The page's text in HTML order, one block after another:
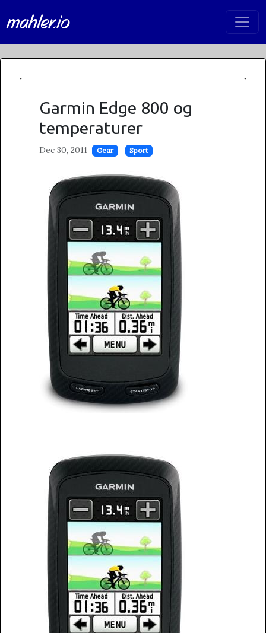
mahler.io
Garmin Edge 800 og
temperaturer
Dec 30, 2011 Gear Sport